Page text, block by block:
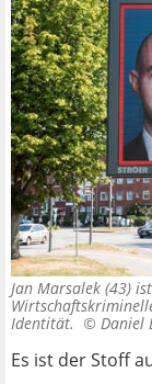
Jan Marsalek (43)
Identität. © Daniel
Es ist der Stoff